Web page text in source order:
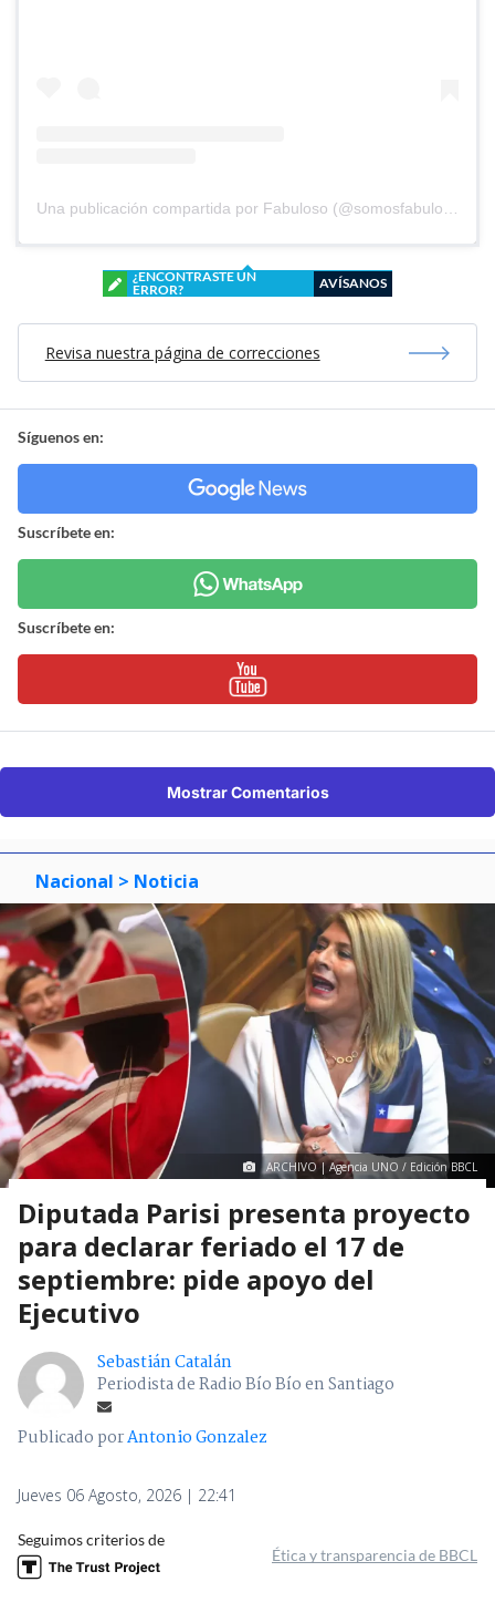
Una publicación compartida por Fabuloso (@somosfabuloso)
¿ENCONTRASTE UN
ERROR?
AVÍSANOS
Revisa nuestra página de correcciones
Síguenos en:
Suscríbete en:
Suscríbete en:
Mostrar Comentarios
Nacional > Noticia
ARCHIVO | Agencia UNO / Edición BBCL
Diputada Parisi presenta proyecto
para declarar feriado el 17 de
septiembre: pide apoyo del
Ejecutivo
Sebastián Catalán
Periodista de Radio Bío Bío en Santiago
Publicado porAntonio Gonzalez
Jueves 06 Agosto, 2026 | 22:41
Seguimos criterios de
Ética y transparencia de BBCL